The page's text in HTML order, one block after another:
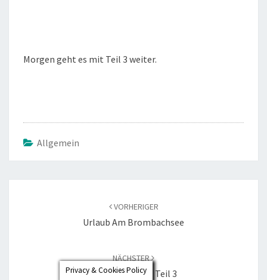
Morgen geht es mit Teil 3 weiter.
Allgemein
VORHERIGER
Urlaub Am Brombachsee
NÄCHSTER
Brombachsee – Teil 3
Privacy & Cookies Policy